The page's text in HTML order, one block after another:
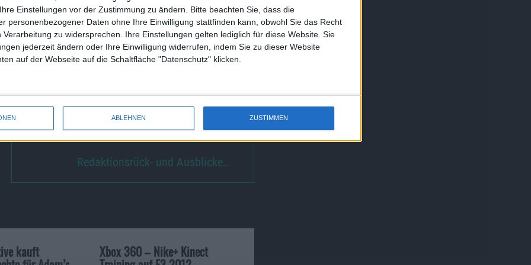
Einstellungen vor der Zustimmung zu ändern.
Bitte beachten Sie, dass die
personenbezogener Daten ohne Ihre Einwilligung stattfinden kann, obwohl Sie das Recht
Verarbeitung zu widersprechen. Ihre Einstellungen gelten lediglich für diese Website. Sie
jederzeit ändern oder Ihre Einwilligung widerrufen, indem Sie zu dieser Website
auf der Webseite auf die Schaltfläche "Datenschutz" klicken.
ABLEHNEN ZUSTIMMEN
Es ist ein abgefahrener Arcade-Racer und bringt seine
Grafik angesichts der zur Verfügung stehenden
ist größtenteils kein Problem – es sieht immer noch
zu spielen als auf stationären Plattformen. Dennoch
denn Spaß macht das Split Second: Velocity allemal.
Redaktionsrück- und Ausblicke…
kauft Xbox 360 – Nike+ Kinect